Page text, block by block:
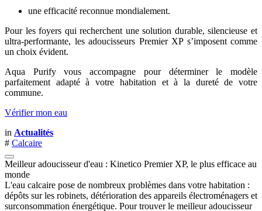
une efficacité reconnue mondialement.
Pour les foyers qui recherchent une solution durable, silencieuse et
ultra-performante, les adoucisseurs Premier XP s’imposent comme
un choix évident.
Aqua Purify vous accompagne pour déterminer le modèle
parfaitement adapté à votre habitation et à la dureté de votre
commune.
Vérifier mon eau
in Actualités
# Calcaire
Meilleur adoucisseur d'eau : Kinetico Premier XP, le plus efficace au
monde
L'eau calcaire pose de nombreux problèmes dans votre habitation :
dépôts sur les robinets, détérioration des appareils électroménagers et
surconsommation énergétique. Pour trouver le meilleur adoucisseur